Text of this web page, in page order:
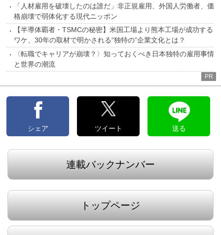
「人材雇用を破壊したのは誰だ」非正規雇用、外国人労働者、価
格崩壊で弱体化する現代ニッポン
【半導体覇者・TSMCの秘密】米国工場より熊本工場が成功する
ワケ、30年の取材で明かされる“独特の”企業文化とは？
〈転職でキャリアが崩壊？〉知っておくべき日本独特の雇用事情
と世界の潮流
PR
シェア ツイート 送る
連載バックナンバー
トップページ